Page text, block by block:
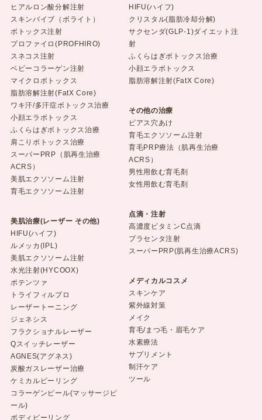
ヒアルロン酸分解注射
スキンバイブ（ボライト）
ボトックス注射
プロファイロ(PROFHIRO)
スネコス注射
ベビーコラーゲン注射
マイクロボトックス
脂肪溶解注射(FatX Core)
ワキ汗/多汗症ボトックス治療
小顔エラボトックス
ふくらはぎボトックス治療
肩こりボトックス治療
スーパーPRP（肌再生治療
ACRS）
美肌エクソソーム注射
育毛エクソソーム注射
美肌治療(レーザー その他)
HIFU(ハイフ)
ルメッカ(IPL)
美肌エクソソーム注射
水光注射(HYCOOX)
ポテンツァ
トライフィルプロ
レーザートーニング
ジェネシス
フラクショナルレーザー
Qスイッチレーザー
AGNES(アグネス)
炭酸ガスレーザー治療
ケミカルピーリング
コラーゲンピール(マッサージピ
ール)
ボディピーリング
HIFU(ハイフ)
クリスタル(脂肪冷却分解)
サクセンダ(GLP-1)ダイエット注
射
ふくらはぎボトックス治療
小顔エラボトックス
脂肪溶解注射(FatX Core)
その他の治療
ピアス穴あけ
育毛エクソソーム注射
育毛PRP療法（肌再生治療
ACRS）
男性用飲む育毛剤
女性用飲む育毛剤
点滴・注射
高濃度ビタミンC点滴
プラセンタ注射
スーパーPRP(肌再生治療ACRS)
メディカルコスメ
スキンケア
紫外線対策
メイク
育毛/まつ毛・眉毛ケア
水素療法
サプリメント
制汗ケア
ツール